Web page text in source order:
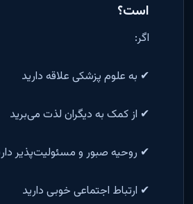
است؟
اگر:
✔ به علوم پزشکی علاقه دارید
✔ از کمک به دیگران لذت می‌برید
✔ روحیه صبور و مسئولیت‌پذیر
✔ ارتباط اجتماعی خوبی دارید